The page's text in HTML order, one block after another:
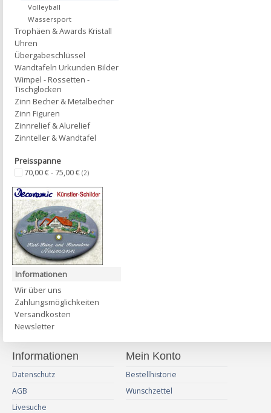
Volleyball
Wassersport
Trophäen & Awards Kristall
Uhren
Übergabeschlüssel
Wandtafeln Urkunden Bilder
Wimpel - Rossetten -
Tischglocken
Zinn Becher & Metalbecher
Zinn Figuren
Zinnrelief & Alurelief
Zinnteller & Wandtafel
Preisspanne
70,00 € - 75,00 € (2)
Informationen
Wir über uns
Zahlungsmöglichkeiten
Versandkosten
Newsletter
Informationen
Datenschutz
AGB
Livesuche
Mein Konto
Bestellhistorie
Wunschzettel